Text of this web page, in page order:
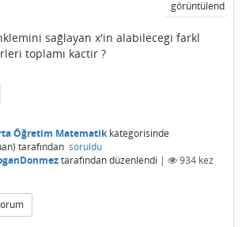
görüntülendi
sağlayan x'in alabilecegi farkl
toplamı kactir ?
Öğretim Matematikkategorisinde
tarafından soruldu
tarafındandüzenlendi | 934 kez